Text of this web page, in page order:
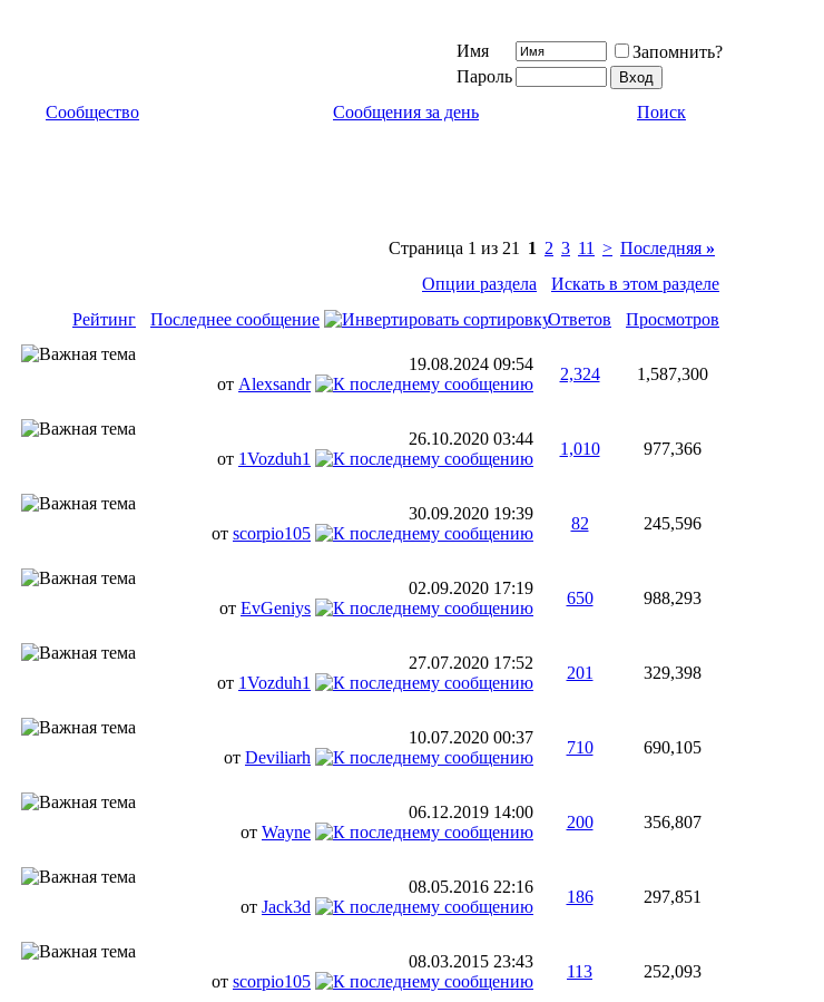
Имя
Запомнить?
Пароль
Сообщество Сообщения за день Поиск
Страница 1 из 21 1 2 3 11 > Последняя »
Опции раздела
Искать в этом разделе
Рейтинг
Последнее сообщение Ответов
Просмотров
19.08.2024 09:54
от Alexsandr
2,324 1,587,300
26.10.2020 03:44
от 1Vozduh1
1,010 977,366
30.09.2020 19:39
от scorpio105
82 245,596
02.09.2020 17:19
от EvGeniys
650 988,293
27.07.2020 17:52
от 1Vozduh1
201 329,398
10.07.2020 00:37
от Deviliarh
710 690,105
06.12.2019 14:00
от Wayne
200 356,807
08.05.2016 22:16
от Jack3d
186 297,851
08.03.2015 23:43
от scorpio105
113 252,093